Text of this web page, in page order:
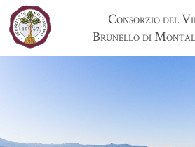
Consorzio del
Brunello di